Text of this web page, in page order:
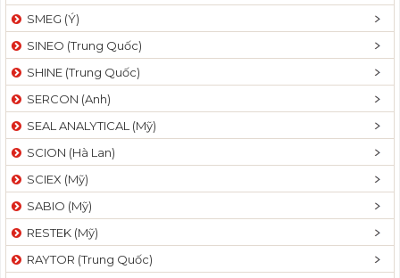
n
SMEG (Ý)
SINEO (Trung Quốc)
SHINE (Trung Quốc)
SERCON (Anh)
SEAL ANALYTICAL (Mỹ)
SCION (Hà Lan)
SCIEX (Mỹ)
SABIO (Mỹ)
RESTEK (Mỹ)
RAYTOR (Trung Quốc)